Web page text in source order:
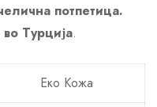
потпетица.
Турција.
Еко Кожа